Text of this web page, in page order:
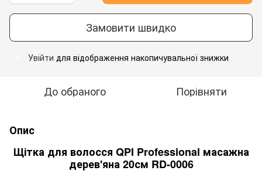
Замовити швидко
Увійти для відображення накопичувальної знижки
До обраного Порівняти
Опис
Щітка для волосся QPI Professional масажна
дерев'яна 20см RD-0006